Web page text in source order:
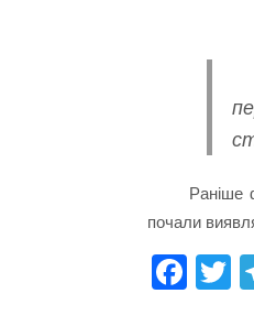
Раніше
почали
Fa T